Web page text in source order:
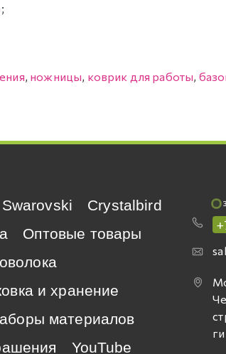
;
, ножницы, коврик для работы,
Swarovski
Crystalbird
Оптовые товары
и хранение
материалов
YouTube